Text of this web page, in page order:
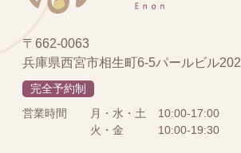
〒662-0063
兵庫県西宮市相生町6-5パールビル202
完全予約制
営業時間
月・水・土
10:00-17:00
火・金
10:00-19:30